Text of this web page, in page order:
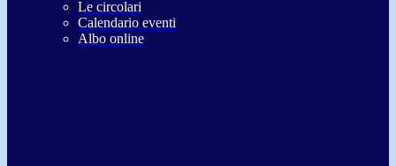
Le circolari
Calendario eventi
Albo online